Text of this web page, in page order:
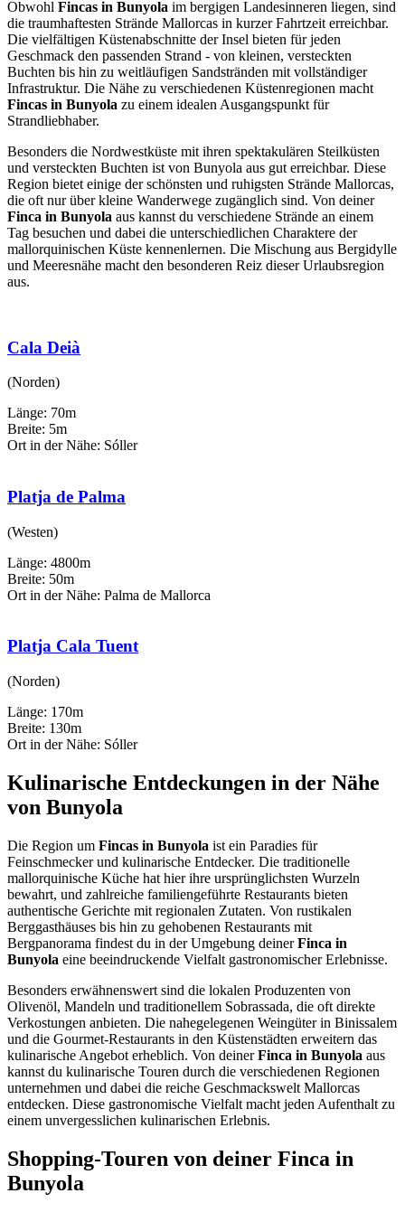
Obwohl Fincas in Bunyola im bergigen Landesinneren liegen, sind
die traumhaftesten Strände Mallorcas in kurzer Fahrtzeit erreichbar.
Die vielfältigen Küstenabschnitte der Insel bieten für jeden
Geschmack den passenden Strand - von kleinen, versteckten
Buchten bis hin zu weitläufigen Sandstränden mit vollständiger
Infrastruktur. Die Nähe zu verschiedenen Küstenregionen macht
Fincas in Bunyola zu einem idealen Ausgangspunkt für
Strandliebhaber.
Besonders die Nordwestküste mit ihren spektakulären Steilküsten
und versteckten Buchten ist von Bunyola aus gut erreichbar. Diese
Region bietet einige der schönsten und ruhigsten Strände Mallorcas,
die oft nur über kleine Wanderwege zugänglich sind. Von deiner
Finca in Bunyola aus kannst du verschiedene Strände an einem
Tag besuchen und dabei die unterschiedlichen Charaktere der
mallorquinischen Küste kennenlernen. Die Mischung aus Bergidylle
und Meeresnähe macht den besonderen Reiz dieser Urlaubsregion
aus.
Cala Deià
(Norden)
Länge: 70m
Breite: 5m
Ort in der Nähe: Sóller
Platja de Palma
(Westen)
Länge: 4800m
Breite: 50m
Ort in der Nähe: Palma de Mallorca
Platja Cala Tuent
(Norden)
Länge: 170m
Breite: 130m
Ort in der Nähe: Sóller
Kulinarische Entdeckungen in der Nähe
von Bunyola
Die Region um Fincas in Bunyola ist ein Paradies für
Feinschmecker und kulinarische Entdecker. Die traditionelle
mallorquinische Küche hat hier ihre ursprünglichsten Wurzeln
bewahrt, und zahlreiche familiengeführte Restaurants bieten
authentische Gerichte mit regionalen Zutaten. Von rustikalen
Berggasthäuses bis hin zu gehobenen Restaurants mit
Bergpanorama findest du in der Umgebung deinerFinca in
Bunyola eine beeindruckende Vielfalt gastronomischer Erlebnisse.
Besonders erwähnenswert sind die lokalen Produzenten von
Olivenöl, Mandeln und traditionellem Sobrassada, die oft direkte
Verkostungen anbieten. Die nahegelegenen Weingüter in Binissalem
und die Gourmet-Restaurants in den Küstenstädten erweitern das
kulinarische Angebot erheblich. Von deinerFinca in Bunyola aus
kannst du kulinarische Touren durch die verschiedenen Regionen
unternehmen und dabei die reiche Geschmackswelt Mallorcas
entdecken. Diese gastronomische Vielfalt macht jeden Aufenthalt zu
einem unvergesslichen kulinarischen Erlebnis.
Shopping-Touren von deiner Finca in
Bunyola